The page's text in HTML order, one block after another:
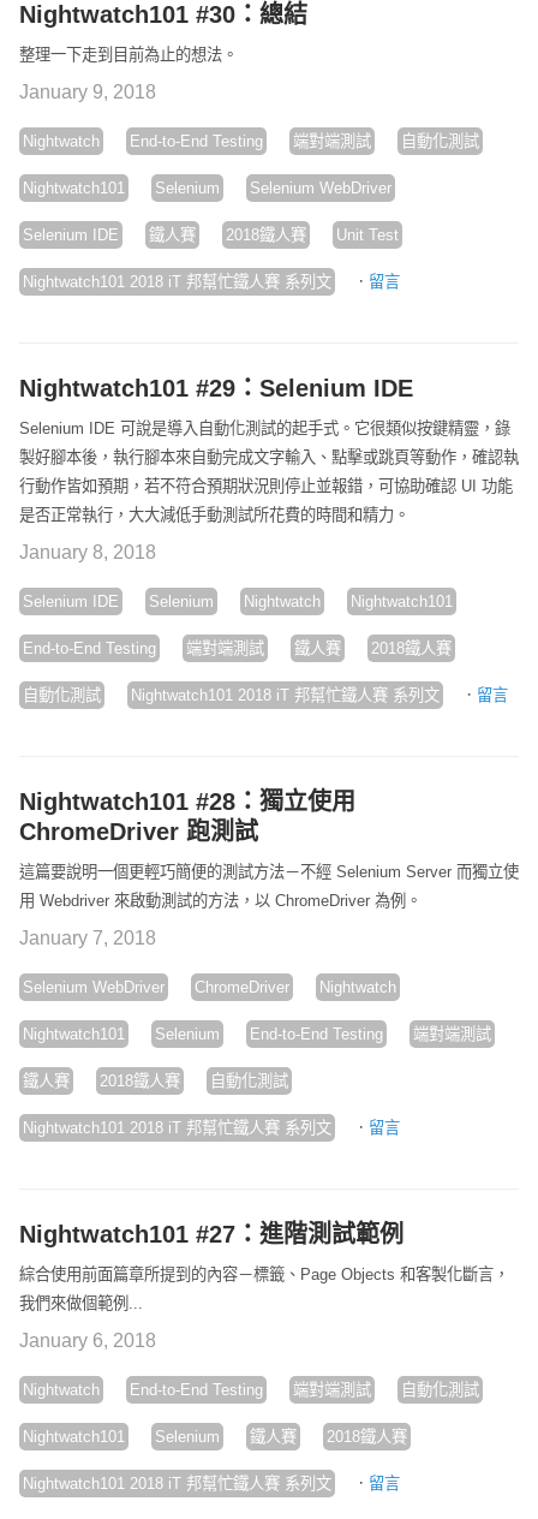
Nightwatch101 #30：總結
整理一下走到目前為止的想法。
January 9, 2018
Nightwatch End-to-End Testing 端對端測試 自動化測試
Nightwatch101 Selenium Selenium WebDriver
Selenium IDE 鐵人賽 2018鐵人賽 Unit Test
Nightwatch101 2018 iT 邦幫忙鐵人賽 系列文 · 留言
Nightwatch101 #29：Selenium IDE
Selenium IDE 可說是導入自動化測試的起手式。它很類似按鍵精靈，錄
製好腳本後，執行腳本來自動完成文字輸入、點擊或跳頁等動作，確認執
行動作皆如預期，若不符合預期狀況則停止並報錯，可協助確認 UI 功能
是否正常執行，大大減低手動測試所花費的時間和精力。
January 8, 2018
Selenium IDE Selenium Nightwatch Nightwatch101
End-to-End Testing 端對端測試 鐵人賽 2018鐵人賽
自動化測試 Nightwatch101 2018 iT 邦幫忙鐵人賽 系列文 · 留言
Nightwatch101 #28：獨立使用
ChromeDriver 跑測試
這篇要說明一個更輕巧簡便的測試方法－不經 Selenium Server 而獨立使
用 Webdriver 來啟動測試的方法，以 ChromeDriver 為例。
January 7, 2018
Selenium WebDriver ChromeDriver Nightwatch
Nightwatch101 Selenium End-to-End Testing 端對端測試
鐵人賽 2018鐵人賽 自動化測試
Nightwatch101 2018 iT 邦幫忙鐵人賽 系列文 · 留言
Nightwatch101 #27：進階測試範例
綜合使用前面篇章所提到的內容－標籤、Page Objects 和客製化斷言，
我們來做個範例...
January 6, 2018
Nightwatch End-to-End Testing 端對端測試 自動化測試
Nightwatch101 Selenium 鐵人賽 2018鐵人賽
Nightwatch101 2018 iT 邦幫忙鐵人賽 系列文 · 留言